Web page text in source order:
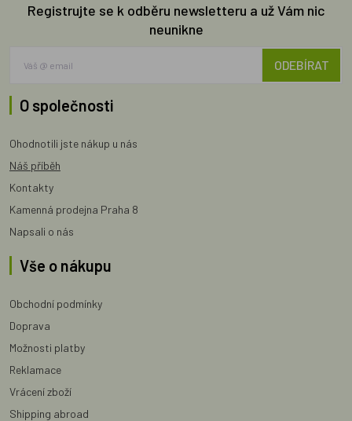
Registrujte se k odběru newsletteru a už Vám nic
neunikne
ODEBÍRAT
O společnosti
Ohodnotili jste nákup u nás
Náš příběh
Kontakty
Kamenná prodejna Praha 8
Napsali o nás
Vše o nákupu
Obchodní podmínky
Doprava
Možnosti platby
Reklamace
Vrácení zboží
Shipping abroad